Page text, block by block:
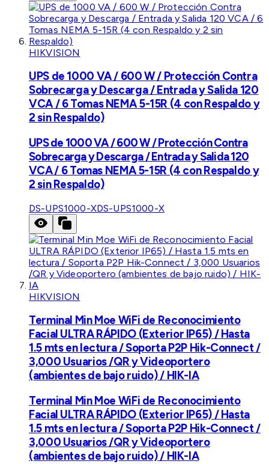
HIKVISION
UPS de 1000 VA / 600 W / Protección Contra
Sobrecarga y Descarga / Entrada y Salida 120
VCA / 6 Tomas NEMA 5-15R (4 con Respaldo y
2 sin Respaldo)
UPS de 1000 VA / 600 W / Protección Contra
Sobrecarga y Descarga / Entrada y Salida 120
VCA / 6 Tomas NEMA 5-15R (4 con Respaldo y
2 sin Respaldo)
DS-UPS1000-XDS-UPS1000-X
HIKVISION
Terminal Min Moe WiFi de Reconocimiento
Facial ULTRA RÁPIDO (Exterior IP65) / Hasta
1.5 mts en lectura / Soporta P2P Hik-Connect /
3,000 Usuarios /QR y Videoportero
(ambientes de bajo ruido) / HIK-IA
Terminal Min Moe WiFi de Reconocimiento
Facial ULTRA RÁPIDO (Exterior IP65) / Hasta
1.5 mts en lectura / Soporta P2P Hik-Connect /
3,000 Usuarios /QR y Videoportero
(ambientes de bajo ruido) / HIK-IA